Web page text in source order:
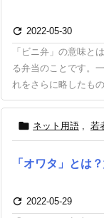
 2022-05-30
「ビニ弁」の意味と
る弁当のことです。
れをさらに略したも
 ネット用語 , 若
「オワタ」とは
 2022-05-29